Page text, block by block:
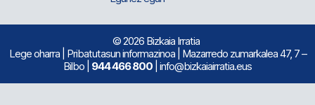
© 2026 Bizkaia Irratia
Lege oharra| Pribatutasun informazinoa| Mazarredo zumarkalea 47, 7 –
Bilbo | 944 466 800 | info@bizkaiairratia.eus